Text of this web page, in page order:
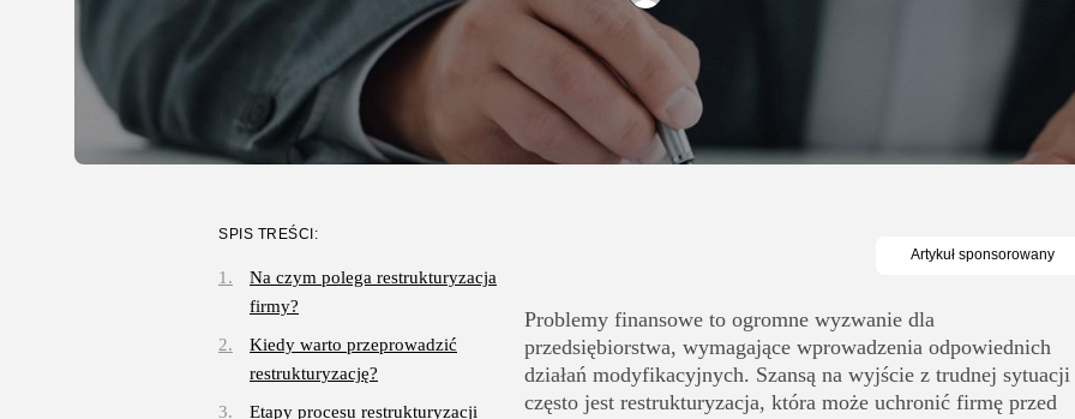
Problemy finansowe to ogromne wyzwanie dla
przedsiębiorstwa, wymagające wprowadzenia odpowiednich
działań modyfikacyjnych. Szansą na wyjście z trudnej sytuacji
często jest restrukturyzacja, która może uchronić firmę przed
SPIS TREŚCI:
Na czym polega restrukturyzacja
firmy?
Kiedy warto przeprowadzić
restrukturyzację?
Etapy procesu restrukturyzacji